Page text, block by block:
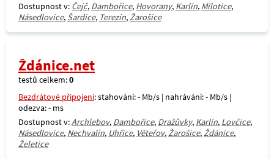
Dostupnost v: Čejč, Dambořice, Hovorany, Karlín, Milotice,
Násedlovice, Šardice, Terezín,Žarošice
Ždánice.net
testů celkem:0
Bezdrátové připojení: stahování: - Mb/s | nahrávání: - Mb/s |
odezva: - ms
Dostupnost v:Archlebov, Dambořice, Dražůvky, Karlín, Lovčice,
Násedlovice, Nechvalín, Uhřice, Věteřov,Žarošice,Ždánice,
Želetice